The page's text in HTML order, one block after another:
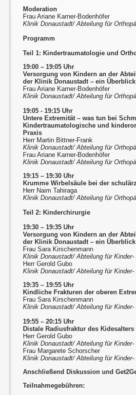
Moderation
Frau Ariane Karner-Bodenhöfer
Klinik Donaustadt/ Abteilung für
Programm
Teil 1: Kindertraumatologie und
19:00 – 19:05 Uhr
Versorgung von Kindern an der
der Klinik Donaustadt – ein Überblick
Frau Ariane Karner-Bodenhöfer
Klinik Donaustadt/ Abteilung für
19:05 - 19:15 Uhr
Untere Extremität – was tun bei
Kindertraumatologische und
Praxis
Herr Martin Bittner-Frank
Klinik Donaustadt/ Abteilung für
Frau Ariane Karner-Bodenhöfer
Klinik Donaustadt/ Abteilung für
19:15 – 19:30 Uhr
Krumme Wirbelsäule bei der
Herr Naim Tahiraga
Klinik Donaustadt/ Abteilung für
Teil 2: Kinderchirurgie
19:30 – 19:35 Uhr
Versorgung von Kindern an der
der Klinik Donaustadt – ein Überblick
Frau Sara Kirschenmann
Klinik Donaustadt/ Abteilung für Kinder-
Herr Gerold Gubo
Klinik Donaustadt/ Abteilung für Kinder-
19:35 – 19:55 Uhr
Kindliche Frakturen der oberen
Frau Sara Kirschenmann
Klinik Donaustadt/ Abteilung für Kinder-
19:55 – 20:15 Uhr
Distale Radiusfraktur des
Herr Gerold Gubo
Klinik Donaustadt/ Abteilung für Kinder-
Frau Margarete Schorscher
Klinik Donaustadt/ Abteilung für Kinder-
Anschließend Diskussion und
Teilnahmegebühren: